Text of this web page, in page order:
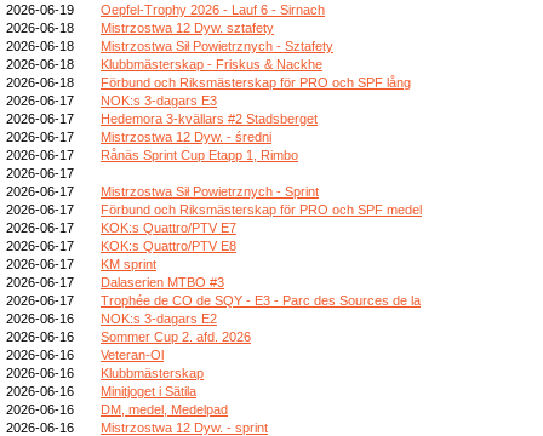
2026-06-19
Oepfel-Trophy 2026 - Lauf 6 - Sirnach
2026-06-18
Mistrzostwa 12 Dyw. sztafety
2026-06-18
Mistrzostwa Sił Powietrznych - Sztafety
2026-06-18
Klubbmästerskap - Friskus & Nackhe
2026-06-18
Förbund och Riksmästerskap för PRO och SPF lång
2026-06-17
NOK:s 3-dagars E3
2026-06-17
Hedemora 3-kvällars #2 Stadsberget
2026-06-17
Mistrzostwa 12 Dyw. - średni
2026-06-17
Rånäs Sprint Cup Etapp 1, Rimbo
2026-06-17
2026-06-17
Mistrzostwa Sił Powietrznych - Sprint
2026-06-17
Förbund och Riksmästerskap för PRO och SPF medel
2026-06-17
KOK:s Quattro/PTV E7
2026-06-17
KOK:s Quattro/PTV E8
2026-06-17
KM sprint
2026-06-17
Dalaserien MTBO #3
2026-06-17
Trophée de CO de SQY - E3 - Parc des Sources de la
2026-06-16
NOK:s 3-dagars E2
2026-06-16
Sommer Cup 2. afd. 2026
2026-06-16
Veteran-Ol
2026-06-16
Klubbmästerskap
2026-06-16
Minitjoget i Sätila
2026-06-16
DM, medel, Medelpad
2026-06-16
Mistrzostwa 12 Dyw. - sprint